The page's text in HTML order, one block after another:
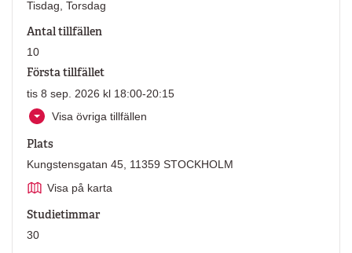
Tisdag, Torsdag
Antal tillfällen
10
Första tillfället
tis 8 sep. 2026 kl 18:00-20:15
Visa övriga tillfällen
Plats
Kungstensgatan 45, 11359 STOCKHOLM
Visa på karta
Studietimmar
30